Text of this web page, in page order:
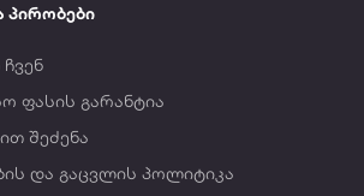
პირობები
ფასის გარანტია
შეძენა
და გაცვლის პოლიტიკა